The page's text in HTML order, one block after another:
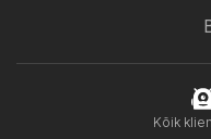
Kõik